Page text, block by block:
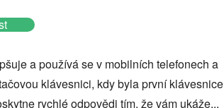
a používá se v mobilních telefonech a
klávesnici, kdy byla první klávesnice
rychlé odpovědi tím, že vám ukáže...